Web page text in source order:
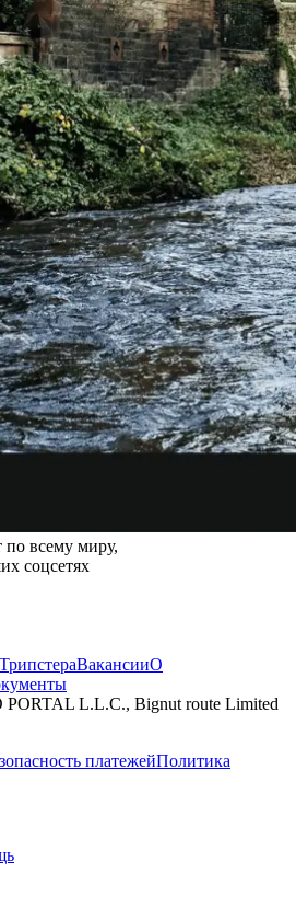
всему миру,
соцсетях
ВакансииО
L.L.C., Bignut route Limited
платежейПолитика